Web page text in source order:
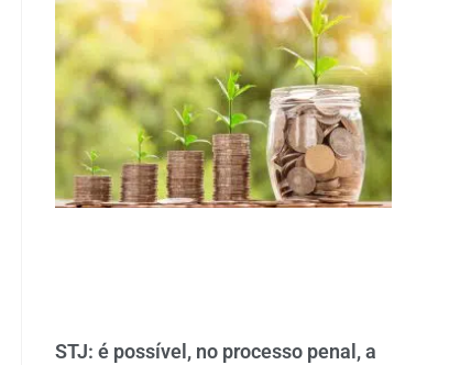
STJ: é possível, no processo penal, a